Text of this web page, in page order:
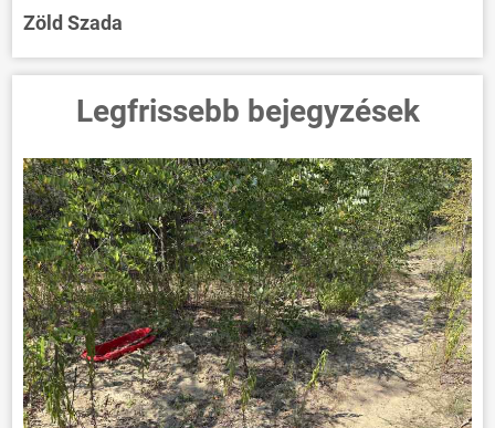
Zöld Szada
Legfrissebb bejegyzések